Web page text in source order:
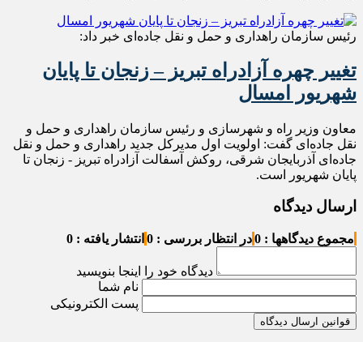
رئیس سازمان راهداری و حمل و نقل جاده‌ای خبر داد:
تغییر چهره آزادراه تبریز – زنجان تا پایان
شهریور امسال
معاون وزیر راه و شهرسازی و رئیس سازمان راهداری و حمل و
نقل جاده‌ای گفت: اولویت اول مدیرکل جدید راهداری و حمل و نقل
جاده‌ای آذربایجان شرقی، روکش آسفالت آزادراه تبریز - زنجان تا
پایان شهریور است.
ارسال دیدگاه
مجموع دیدگاهها : 0 در انتظار بررسی : 0 انتشار یافته : 0
دیدگاه خود را اینجا بنویسید
نام شما
پست الکترونیکی
قوانین ارسال دیدگاه